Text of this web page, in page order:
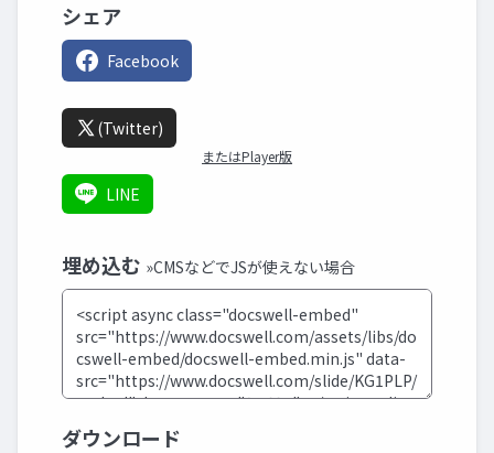
シェア
Facebook
(Twitter)
またはPlayer版
LINE
埋め込む »CMSなどでJSが使えない場合
ダウンロード